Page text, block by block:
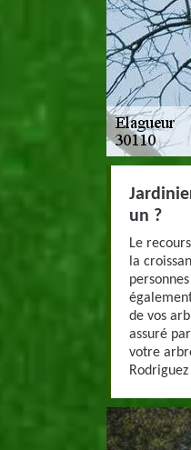
un ?
Le
la
de vos
assuré
votre